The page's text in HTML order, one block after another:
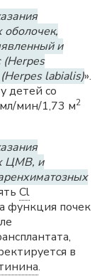
и
(Herpes
labialis)».
детей со
мин/1,73 м2
ЦМВ, и
Cl
функция почек
в
.